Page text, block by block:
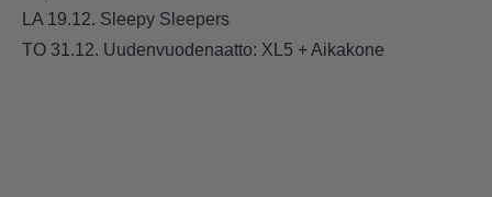
LA 19.12. Sleepy Sleepers
TO 31.12. Uudenvuodenaatto: XL5 + Aikakone